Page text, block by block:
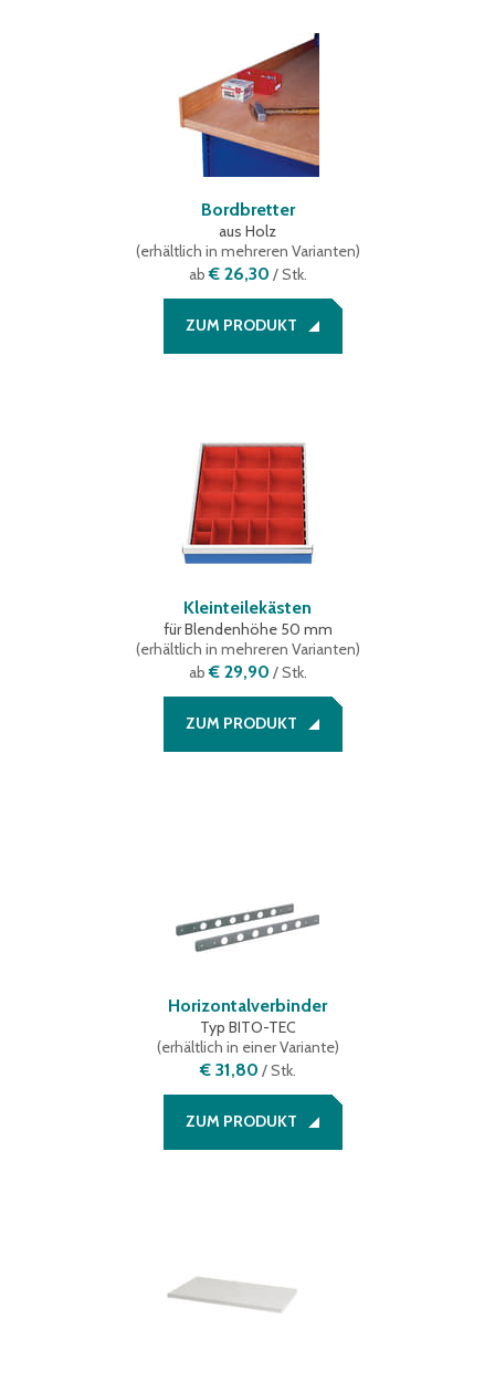
Bordbretter
aus Holz
(erhältlich in mehreren Varianten)
ab€ 26,30 / Stk.
ZUM PRODUKT
Kleinteilekästen
für Blendenhöhe 50 mm
(erhältlich in mehreren Varianten)
ab€ 29,90 / Stk.
ZUM PRODUKT
Horizontalverbinder
Typ BITO-TEC
(erhältlich in einer Variante)
€ 31,80 /Stk.
ZUM PRODUKT